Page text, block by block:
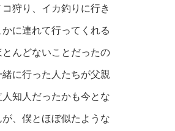
狩り、イカ釣りに行き
に連れて行ってくれる
んどないことだったの
に行った人たちが父親
知人だったかも今とな
、僕とほぼ似たような